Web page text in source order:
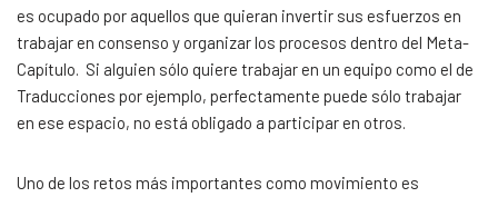
es ocupado por aquellos que quieran invertir sus esfuerzos en
trabajar en consenso y organizar los procesos dentro del Meta-
Capítulo. Si alguien sólo quiere trabajar en un equipo como el de
Traducciones por ejemplo, perfectamente puede sólo trabajar
en ese espacio, no está obligado a participar en otros.
Uno de los retos más importantes como movimiento es